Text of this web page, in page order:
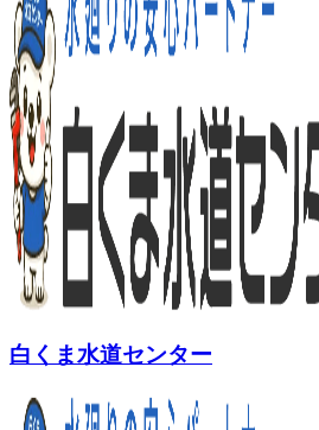
白くま水道センター